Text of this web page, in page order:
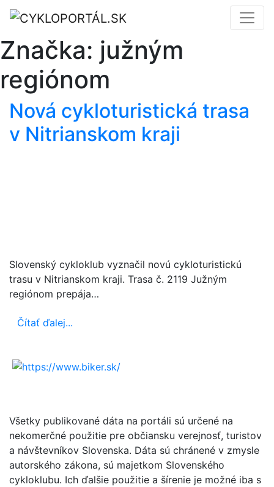
Značka: južným
regiónom
Nová cykloturistická trasa
v Nitrianskom kraji
Slovenský cykloklub vyznačil novú cykloturistickú
trasu v Nitrianskom kraji. Trasa č. 2119 Južným
regiónom prepája…
Čítať ďalej...
Všetky publikované dáta na portáli sú určené na
nekomerčné použitie pre občiansku verejnosť, turistov
a návštevníkov Slovenska. Dáta sú chránené v zmysle
autorského zákona, sú majetkom Slovenského
cykloklubu. Ich ďalšie použitie a šírenie je možné iba s